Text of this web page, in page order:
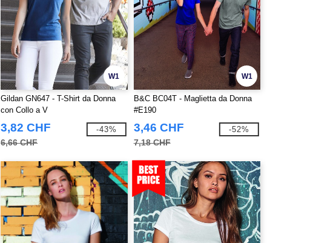
W1
Gildan GN647 - T-Shirt da Donna
con Collo a V
3,82 CHF
6,66 CHF
-43%
W1
B&C BC04T - Maglietta da Donna
#E190
3,46 CHF
7,18 CHF
-52%